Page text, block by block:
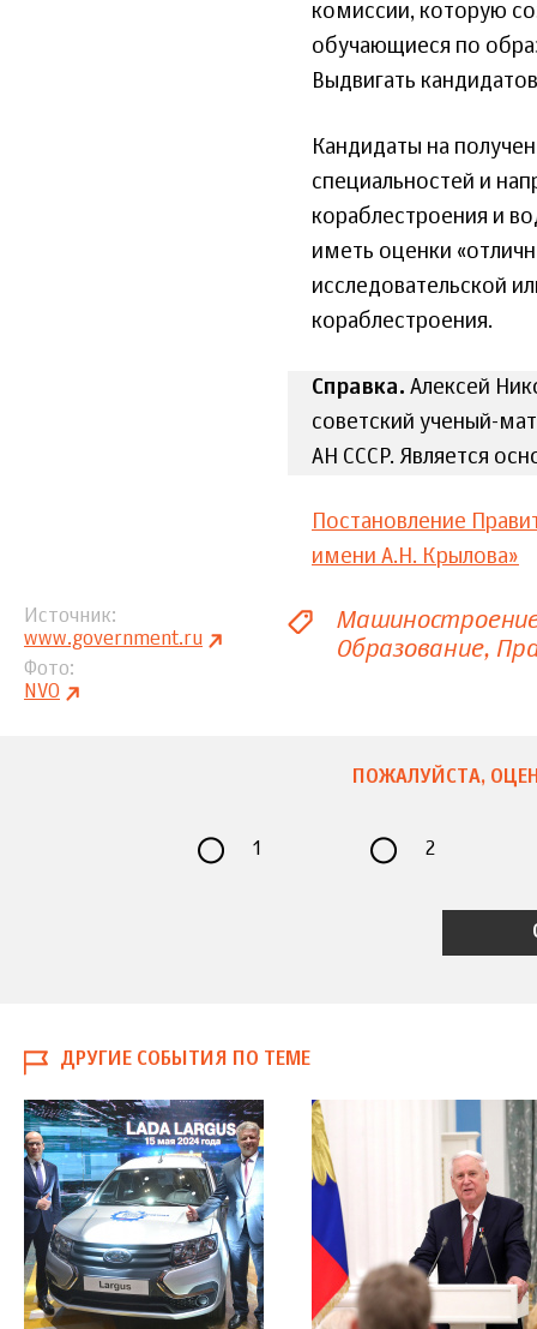
комиссии, которую
обучающиеся по
Выдвигать
Кандидаты на
специальностей и
кораблестроения и
иметь оценки
исследовательской
кораблестроения.
Справка. Алексей
советский ученый-
АН СССР. Является
Постановление
имени А.Н. Крылова»
Источник
www.government.ru
Фото
NVO
Образование
ПОЖАЛУЙСТА,
1 2
ДРУГИЕ СОБЫТИЯ ПО ТЕМЕ